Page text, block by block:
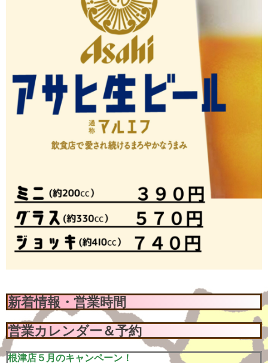
新着情報・営業時間
営業カレンダー＆予約
根津店５月のキャンペーン！